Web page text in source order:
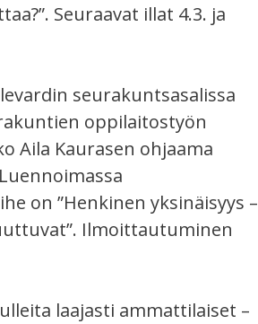
Seuraavat illat 4.3. ja
seurakuntsasalissa
oppilaitostyön
Aila Kaurasen ohjaama
on ”Henkinen yksinäisyys –
Ilmoittautuminen
laajasti ammattilaiset –